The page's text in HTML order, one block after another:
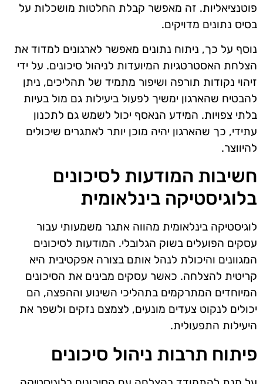
פוטנציאליות. זה מאפשר קבלת החלטות מושכלות על
בסיס נתונים מדויקים.
נוסף על כך, ניתוח נתונים מאפשר לארגונים למדוד את
הצלחת האסטרטגיות המיועדות לניהול סיכונים. על ידי
זיהוי נקודות תורפה ושיפור מתמיד של תהליכים, ניתן
להבטיח שהארגון ימשיך לפעול ביעילות גם מול בעיות
בלתי צפויות. המידע הנאסף יכול לשמש גם לתכנון
עתידי, כך שהארגון יהיה מוכן יותר לאתגרים שיכולים
להיווצר.
חשיבות המודעות לסיכונים
בלוגיסטיקה בינלאומית
לוגיסטיקה בינלאומית מהווה אתגר משמעותי עבור
עסקים הפועלים בשוק הגלובלי. המודעות לסיכונים
המגוונים והיכולת לנהל אותם בצורה אפקטיבית היא
קריטית להצלחה. כאשר עסקים מבינים את הסיכונים
המיוחדים המתרקמים בתהליכי השינוע וההפצה, הם
יכולים לנקוט צעדים מונעים, לצמצם נזקים ולשפר את
היעילות התפעולית.
פיתוח תרבות ניהול סיכונים